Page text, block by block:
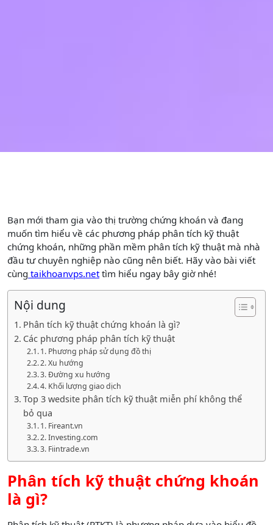
Bạn mới tham gia vào thị trường chứng khoán và đang
muốn tìm hiểu về các phương pháp phân tích kỹ thuật
chứng khoán, những phần mềm phân tích kỹ thuật mà nhà
đầu tư chuyên nghiệp nào cũng nên biết. Hãy vào bài viết
cùng taikhoanvps.net tìm hiểu ngay bây giờ nhé!
Nội dung
Phân tích kỹ thuật chứng khoán là gì?
Các phương pháp phân tích kỹ thuật
1. Phương pháp sử dụng đồ thị
2. Xu hướng
3. Đường xu hướng
4. Khối lượng giao dịch
Top 3 wedsite phân tích kỹ thuật miễn phí không thể
bỏ qua
1. Fireant.vn
2. Investing.com
3. Fiintrade.vn
Phân tích kỹ thuật chứng khoán
là gì?